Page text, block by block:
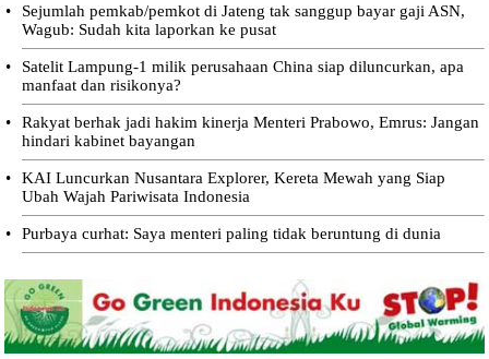
•
Sejumlah pemkab/pemkot di Jateng tak sanggup bayar gaji ASN,
Wagub: Sudah kita laporkan ke pusat
•
Satelit Lampung-1 milik perusahaan China siap diluncurkan, apa
manfaat dan risikonya?
•
Rakyat berhak jadi hakim kinerja Menteri Prabowo, Emrus: Jangan
hindari kabinet bayangan
•
KAI Luncurkan Nusantara Explorer, Kereta Mewah yang Siap
Ubah Wajah Pariwisata Indonesia
• Purbaya curhat: Saya menteri paling tidak beruntung di dunia